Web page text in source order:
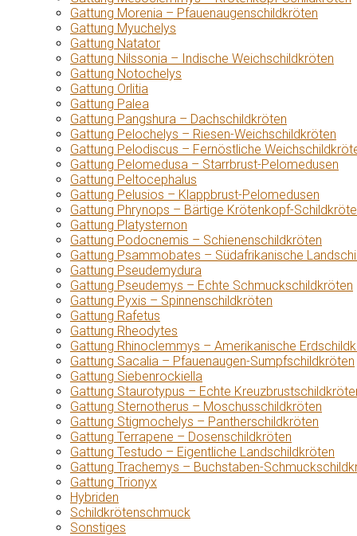
Gattung Morenia – Pfauenaugenschildkröten
Gattung Myuchelys
Gattung Natator
Gattung Nilssonia – Indische Weichschildkröten
Gattung Notochelys
Gattung Orlitia
Gattung Palea
Gattung Pangshura – Dachschildkröten
Gattung Pelochelys – Riesen-Weichschildkröten
Gattung Pelodiscus – Fernöstliche
Gattung Pelomedusa – Starrbrust-Pelomedusen
Gattung Peltocephalus
Gattung Pelusios – Klappbrust-Pelomedusen
Gattung Phrynops – Bärtige Krötenkopf-
Gattung Platysternon
Gattung Podocnemis – Schienenschildkröten
Gattung Psammobates – Südafrikanische
Gattung Pseudemydura
Gattung Pseudemys – Echte Schmuckschildkröten
Gattung Pyxis – Spinnenschildkröten
Gattung Rafetus
Gattung Rheodytes
Gattung Rhinoclemmys – Amerikanische
Gattung Sacalia – Pfauenaugen-Sumpfschildkröten
Gattung Siebenrockiella
Gattung Staurotypus – Echte
Gattung Sternotherus – Moschusschildkröten
Gattung Stigmochelys – Pantherschildkröten
Gattung Terrapene – Dosenschildkröten
Gattung Testudo – Eigentliche Landschildkröten
Gattung Trachemys – Buchstaben-
Gattung Trionyx
Hybriden
Schildkrötenschmuck
Sonstiges